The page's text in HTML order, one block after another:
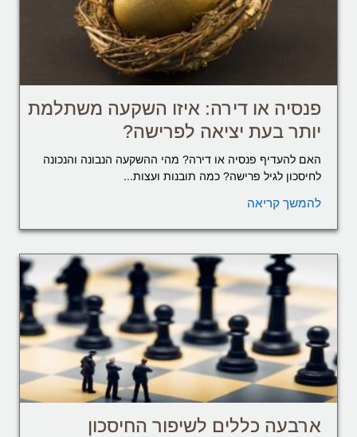
פנסיה או דירה: איזו השקעה משתלמת
יותר בעת יציאה לפרישה?
האם להעדיף פנסיה או דירה? מהי ההשקעה הנבונה והנכונה
לחיסכון לגיל פרישה? כמה תובנות ועצות...
להמשך קריאה
ארבעה כללים לשיפור החיסכון